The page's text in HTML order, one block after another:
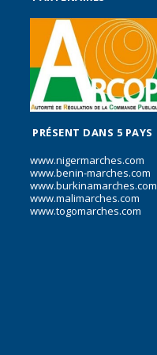
PRÉSENT DANS 5 PAYS
www.nigermarches.com
www.benin-marches.com
www.burkinamarches.com
www.malimarches.com
www.togomarches.com